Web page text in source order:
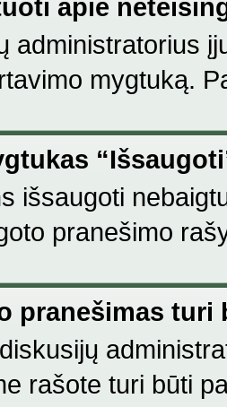
apie
administratorius
mygtuką.
išsaugoti
pranešimo
pranešimas
rašote turi būti